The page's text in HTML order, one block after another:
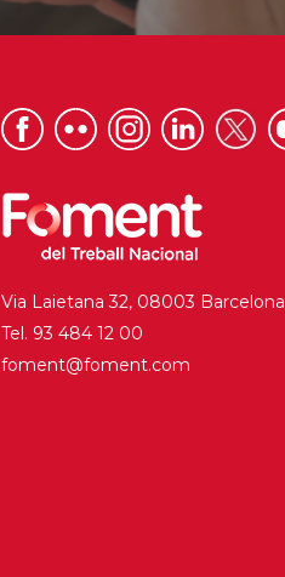
Via Laietana 32, 08003 Barcelona
Tel. 93 484 12 00
foment@foment.com